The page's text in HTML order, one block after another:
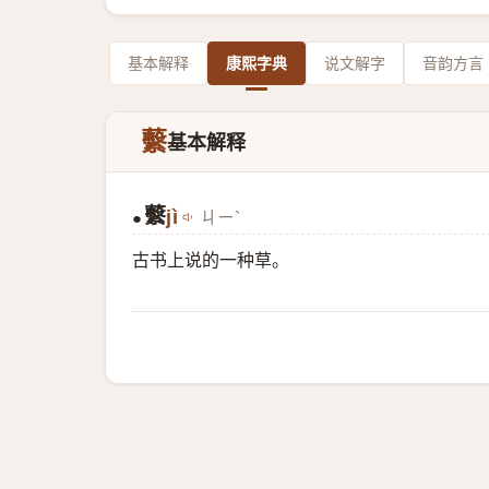
基本解释 康熙字典 说文解字 音韵方言
蘻基本解释
● 蘻jì ㄐㄧˋ
古书上说的一种草。